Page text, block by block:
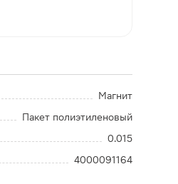
Магнит
Пакет полиэтиленовый
0.015
4000091164